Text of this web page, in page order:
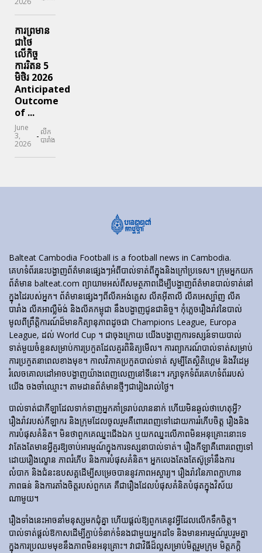
ការព្រមាន
ជាថៃ
លើកិច្ច
ការរិតន 5
មិថិរ 2026
Anticipated
Outcome
of ...
June
3,
2026
- លីក
បារាំង
Balteat Cambodia Football is a football news in Cambodia.
គេហទំព័រ​នេះ​បង្ហាញ​ព័ត៌មាន​ផ្សេងៗ​អំពី​បាល់ទាត់​ពី​ក្នុង​និង​ក្រៅ​ប្រទេស។ ក្រុមអ្នកយក
ព័ត៌មាន balteat.com ព្យាយាមអស់ពីសមត្ថភាពដើម្បីបង្ហាញព័ត៌មានបាល់ទាត់នៅ
ក្នុងដៃរបស់អ្នក។ ព័ត៌មានផ្សេងៗពីលីគអង់គ្លេស លីគអ៊ីតាលី លីគអេស្ប៉ាញ លីគ
បារាំង លីគអាល្លឺម៉ង់ និងលីគកម្ពុជា នឹងបង្ហាញជូនជានិច្ច។ កុំភ្លេចរឿងរ៉ាវនៃបាល់
មូលពីព្រឹត្តិការណ៍ដ៏មានកិត្យានុភាពដូចជា Champions League, Europa
League, ដល់ World Cup ។ ជាចុងក្រោយ យើងបង្ហាញការទស្សន៍ទាយបាល់
ទាត់មួយចំនួនសម្រាប់ការប្រកួតដែលគួរពិនិត្យមើល។ ការព្យាករណ៍បាល់ទាត់សម្រាប់
ការប្រកួតនាពេលខាងមុខ។ កាលវិភាគប្រកួតបាល់ទាត់ សូម្បីតែស្ថិតិហ្គេម និងវីដេអូ
រំលេចគោលដៅអាចបង្ហាញយ៉ាងពេញលេញនៅទីនេះ។ រក្សាទុកទំព័រគេហទំព័ររបស់
យើង ចងចាំឈ្មោះ។ តាមដានព័ត៌មានថ្មីៗជារៀងរាល់ថ្ងៃ។
បាល់ទាត់​ជា​កីឡា​ដែល​ទាក់​ទាញ​អ្នក​គាំទ្រ​រាប់​លាន​នាក់ ហើយ​មិន​ឆ្ងល់​ថា​ហេតុអ្វី?
រឿងរ៉ាវ​របស់​កីឡាករ និង​ក្រុម​ដែល​ចូលរួម​គឺ​ពោរពេញ​ទៅ​ដោយ​ការ​រំភើប​ចិត្ត រឿង​និង​
ការ​បំផុស​គំនិត។ មិនថាពួកគេឈ្នះជើងឯក ឬយកឈ្នះលើភាពមិនអនុគ្រោះនោះទេ
វាតែងតែមានអ្វីគួរឱ្យចាប់អារម្មណ៍ក្នុងការទស្សនាបាល់ទាត់។ រឿង​កីឡា​គឺ​ពោរពេញ​ទៅ​
ដោយ​រឿង​ល្ខោន ភាព​រំភើប និង​ការ​បំផុស​គំនិត។ អ្នកលេងតែងតែស៊ូទ្រាំនឹងការ
លំបាក និងជំនះឧបសគ្គដើម្បីសម្រេចបាននូវភាពអស្ចារ្យ។ រឿងរ៉ាវនៃភាពក្លាហាន
ភាពធន់ និងការតាំងចិត្តរបស់ពួកគេ គឺជារឿងដែលបំផុសគំនិតបំផុតក្នុងវិស័យ
ណាមួយ។
រឿងទាំងនេះអាចនាំមនុស្សមកជុំគ្នា ហើយផ្តល់ឱ្យពួកគេនូវអ្វីដែលលើកទឹកចិត្ត។
បាល់ទាត់ផ្តល់ឱកាសដើម្បីភ្ជាប់ទំនាក់ទំនងជាមួយអ្នកដទៃ និងមានអារម្មណ៍រួបរួមគ្នា
ក្នុងការប្រឈមមុខនឹងភាពមិនអនុគ្រោះ។ វាជាវិធីដ៏ល្អសម្រាប់មិត្តរួមក្រុម មិត្តភក្តិ